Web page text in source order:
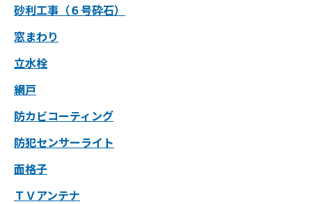
砂利工事（６号砕石）
窓まわり
立水栓
網戸
防カビコーティング
防犯センサーライト
面格子
ＴＶアンテナ